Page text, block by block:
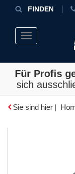
FINDEN
Toggle navigation
Für Profis
sich
Sie sind hier |